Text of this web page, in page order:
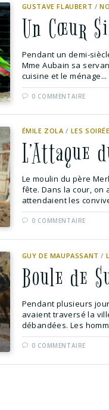
GUSTAVE FLAUBERT /
Un Cœur
Pendant un demi-
Mme Aubain sa
cuisine et le ménage...
0 COMMENTAIRE
ÉMILE ZOLA/ LES
L’Attaque
Le moulin du père
fête. Dans la cour, on
attendaient les
0 COMMENTAIRE
GUY DE MAUPASSANT /
Boule de
Pendant plusieurs
avaient traversé la
débandées. Les
0 COMMENTAIRE